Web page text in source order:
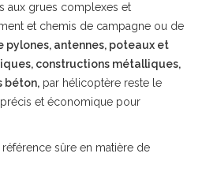
aux grues complexes et
et chemis de campagne ou de
pylones, antennes, poteaux et
constructions métalliques,
béton, par hélicoptère reste le
et économique pour
référence sûre en matière de